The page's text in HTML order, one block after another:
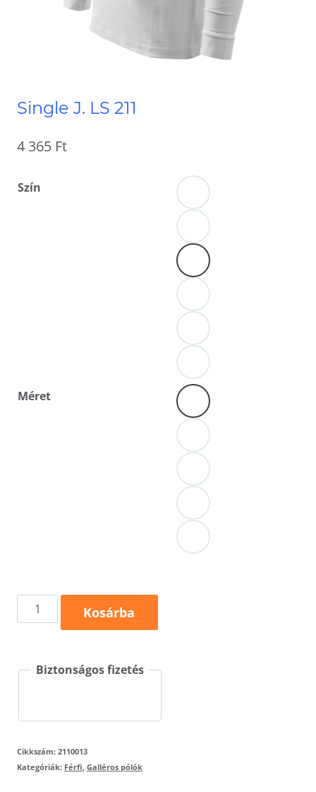
Single J. LS 211
4 365 Ft
Szín
Méret
Single
J.
211
Kosárba
Biztonságos fizetés
Cikkszám: 2110013
Kategóriák: Férfi, Galléros pólók